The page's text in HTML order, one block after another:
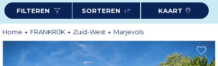
FILTEREN SORTEREN KAART
Home FRANKRIJK Zuid-West Marjevols